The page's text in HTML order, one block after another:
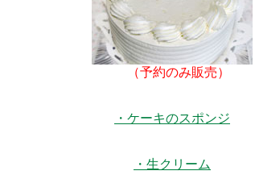
（予約のみ販売）
・ケーキのスポンジ
・生クリーム